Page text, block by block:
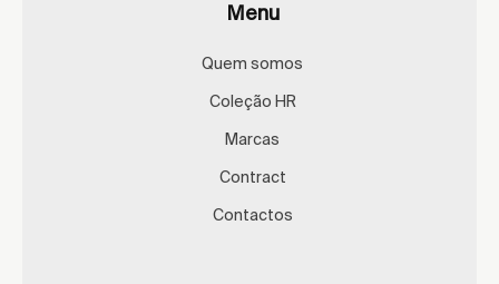
Menu
Quem somos
Coleção HR
Marcas
Contract
Contactos